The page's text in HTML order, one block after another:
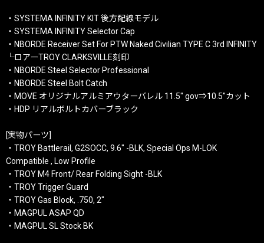
・SYSTEMA INFINITY KIT 後方配線モデル
・SYSTEMA INFINITY Selector Cap
・NBORDE Receiver Set For PTW Naked Civilian TYPE C 3rd INFINITY
└ロアーTROY CLARKSVILLE刻印
・NBORDE Steel Selector Professional
・NBORDE Steel Bolt Catch
・MOVE オリジナルアルミアウターバレル 11.5" gov⇒10.5"カット
・HDP リアルボルトカバーブラック
[実物パーツ]
・TROY Battlerail, G2SOCC, 9.6" -BLK, Special Ops M-LOK
Compatible , Low Profile
・TROY M4 Front/ Rear Folding Sight -BLK
・TROY Trigger Guard
・TROY Gas Block, .750, 2"
・MAGPUL ASAP QD
・MAGPUL SL Stock BK